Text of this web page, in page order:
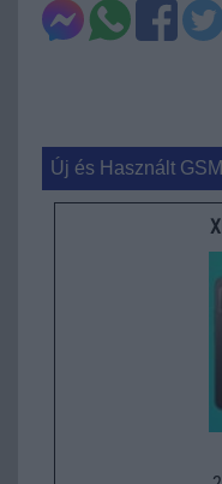
Új és Használt